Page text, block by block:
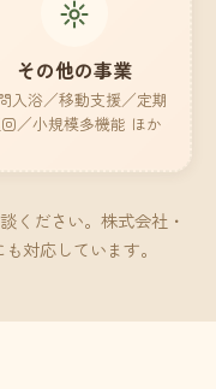
その他の事業
入浴／移動支援／定期
／小規模多機能 ほか
ください。株式会社・
対応しています。